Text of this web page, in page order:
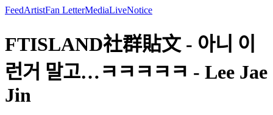
FeedArtistFan LetterMediaLiveNotice
FTISLAND社群貼文 - 아니 이
런거 말고…ㅋㅋㅋㅋㅋ - Lee Jae
Jin